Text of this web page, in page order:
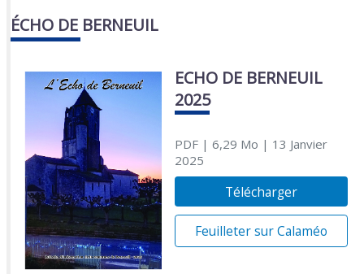
ÉCHO DE BERNEUIL
ECHO DE BERNEUIL
2025
PDF| 6,29 Mo | 13 Janvier
2025
Télécharger
Feuilleter sur Calaméo